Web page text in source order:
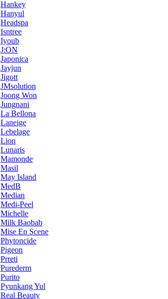
Hankey
Hanyul
Headspa
Isntree
Iyoub
J:ON
Japonica
Jayjun
Jigott
JMsolution
Joong Won
Jungnani
La Bellona
Laneige
Lebelage
Lion
Lunaris
Mamonde
Masil
May Island
MedB
Median
Medi-Peel
Michelle
Milk Baobab
Mise En Scene
Phytoncide
Pigeon
Prreti
Purederm
Purito
Pyunkang Yul
Real Beauty